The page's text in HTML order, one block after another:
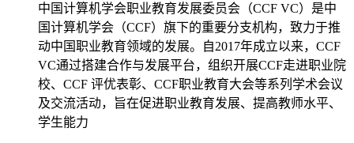
中国计算机学会职业教育发展委员会（CCF VC）是中
国计算机学会（CCF）旗下的重要分支机构，致力于推
动中国职业教育领域的发展。自2017年成立以来，CCF
VC通过搭建合作与发展平台，组织开展CCF走进职业院
校、CCF 评优表彰、CCF职业教育大会等系列学术会议
及交流活动，旨在促进职业教育发展、提高教师水平、
学生能力